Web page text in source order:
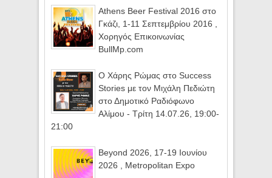
Athens Beer Festival 2016 στο
Γκάζι, 1-11 Σεπτεμβρίου 2016 ,
Χορηγός Επικοινωνίας
BullMp.com
Ο Χάρης Ρώμας στο Success
Stories με τον Μιχάλη Πεδιώτη
στο Δημοτικό Ραδιόφωνο
Αλίμου - Τρίτη 14.07.26, 19:00-
21:00
Beyond 2026, 17-19 Ιουνίου
2026 , Metropolitan Expo